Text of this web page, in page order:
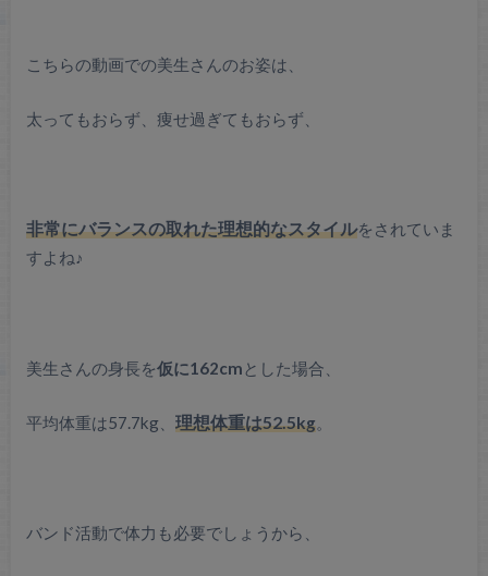
こちらの動画での美生さんのお姿は、
太ってもおらず、痩せ過ぎてもおらず、
非常にバランスの取れた理想的なスタイルをされていま
すよね♪
美生さんの身長を仮に162cm とした場合、
平均体重は57.7kg、 理想体重は52.5kg。
バンド活動で体力も必要でしょうから、